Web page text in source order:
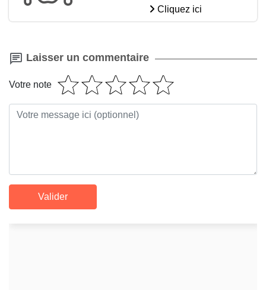
Cliquez ici
Laisser un commentaire
Votre note